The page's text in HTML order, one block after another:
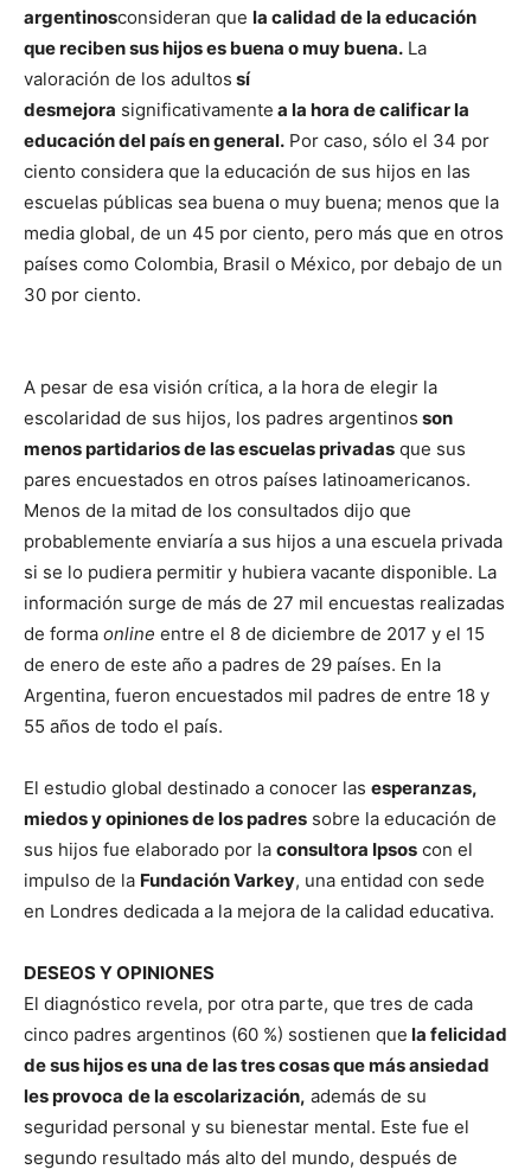
argentinosconsideran que la calidad de la educación
que reciben sus hijos es buena o muy buena. La
valoración de los adultos sí
desmejora significativamente a la hora de calificar la
educación del país en general. Por caso, sólo el 34 por
ciento considera que la educación de sus hijos en las
escuelas públicas sea buena o muy buena; menos que la
media global, de un 45 por ciento, pero más que en otros
países como Colombia, Brasil o México, por debajo de un
30 por ciento.
A pesar de esa visión crítica, a la hora de elegir la
escolaridad de sus hijos, los padres argentinos son
menos partidarios de las escuelas privadas que sus
pares encuestados en otros países latinoamericanos.
Menos de la mitad de los consultados dijo que
probablemente enviaría a sus hijos a una escuela privada
si se lo pudiera permitir y hubiera vacante disponible. La
información surge de más de 27 mil encuestas realizadas
de forma online entre el 8 de diciembre de 2017 y el 15
de enero de este año a padres de 29 países. En la
Argentina, fueron encuestados mil padres de entre 18 y
55 años de todo el país.
El estudio global destinado a conocer las esperanzas,
miedos y opiniones de los padres sobre la educación de
sus hijos fue elaborado por la consultora Ipsos con el
impulso de la Fundación Varkey, una entidad con sede
en Londres dedicada a la mejora de la calidad educativa.
DESEOS Y OPINIONES
El diagnóstico revela, por otra parte, que tres de cada
cinco padres argentinos (60 %) sostienen que la felicidad
de sus hijos es una de las tres cosas que más ansiedad
les provoca de la escolarización, además de su
seguridad personal y su bienestar mental. Este fue el
segundo resultado más alto del mundo, después de